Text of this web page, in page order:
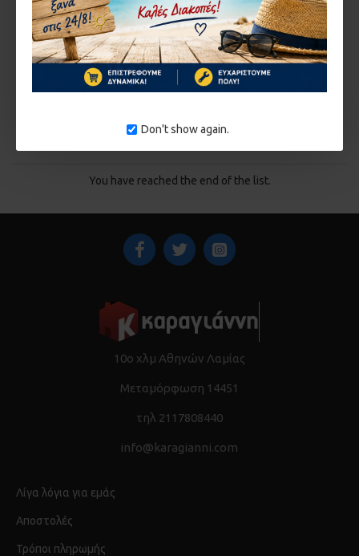
Don't show again.
ΘΑΜΝΟΚΟΠΤΙΚΟ
ΒΕΝΖΙΝΗΣ GC-BC 25 AS
EINHELL 3436510
130,90€
ΚΑΛΆΘΙ
ΘΑΜΝΟΚΟΠΤΙΚΌ
ΤΡΟΧΉΛΑΤΟ ΒΕΝΖΊΝΗΣ
52CC GARDY GUK-W-52
141,25€
ΚΑΛΆΘΙ
Αγορά
You have reached the end of the list.
10ο χλμ Αθηνών Λαμίας
Μεταμόρφωση 14451
τηλ 2117808440
info@karagianni.com
Λίγα λόγια για εμάς
Αποστολές
Τρόποι πληρωμής